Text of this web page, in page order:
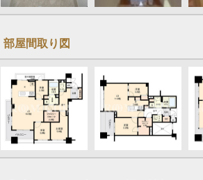
部屋間取り図